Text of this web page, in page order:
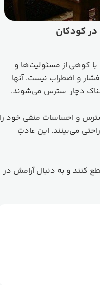
کودکان
با کوهی از مسئولیت‌ها و
و اضطراب نیست. آنها
دچار استرس می‌شوند.
و احساسات منفی خود را
می‌بینند. این عادتِ
کنند و به دنبال آرامش در